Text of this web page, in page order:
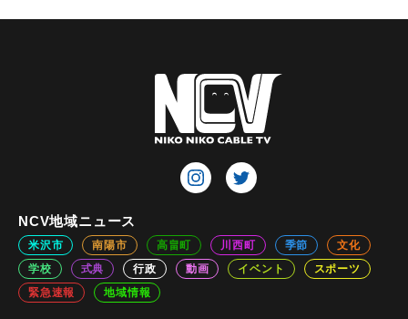
NCV地域ニュース
米沢市 南陽市 高畠町 川西町 季節
文化
学校
式典 行政 動画 イベント
スポーツ
緊急速報
地域情報